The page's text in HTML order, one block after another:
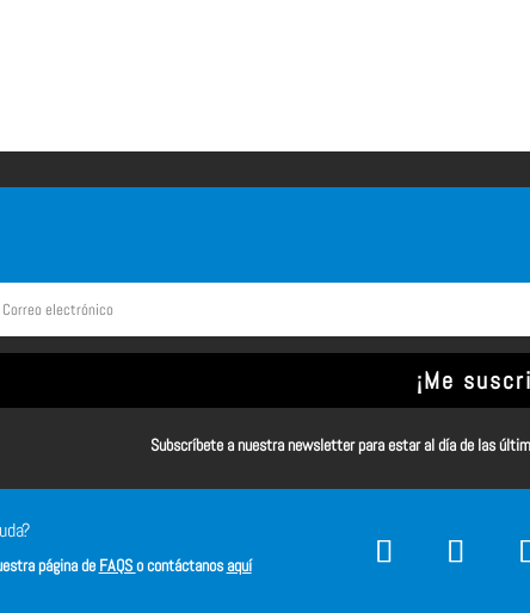
¡Me
Subscríbete a nuestra newsletter para estar al día de las
página de FAQSo contáctanosaquí